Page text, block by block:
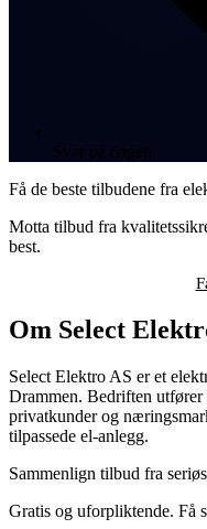
Få de beste tilbudene fra
Motta tilbud fra
best.
Om Select
Select Elektro AS er et
Drammen. Bedriften
privatkunder og
tilpassede el-anlegg.
Sammenlign tilbud fra
Gratis og uforpliktende. Få